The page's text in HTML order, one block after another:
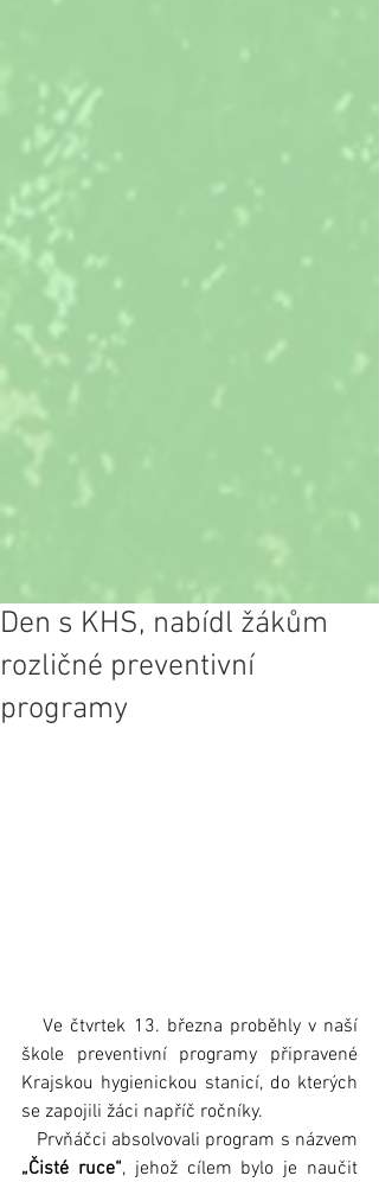
Den s KHS, nabídl žákům
rozličné preventivní
programy
   Ve čtvrtek 13. března proběhly v naší
škole preventivní programy připravené
Krajskou hygienickou stanicí, do kterých
se zapojili žáci napříč ročníky.
„Čisté ruce“